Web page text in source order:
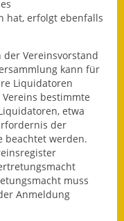
hat, erfolgt ebenfalls
Vereinsvorstand
kann für
Liquidatoren
bestimmte
etwa
der
beachtet werden.
muss
Anmeldung